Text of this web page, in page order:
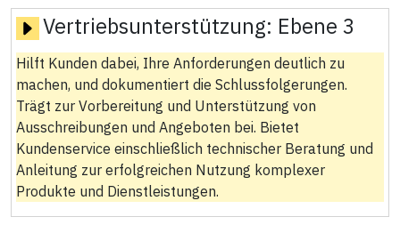
Vertriebsunterstützung: Ebene 3
Hilft Kunden dabei, Ihre Anforderungen deutlich zu
machen, und dokumentiert die Schlussfolgerungen.
Trägt zur Vorbereitung und Unterstützung von
Ausschreibungen und Angeboten bei. Bietet
Kundenservice einschließlich technischer Beratung und
Anleitung zur erfolgreichen Nutzung komplexer
Produkte und Dienstleistungen.